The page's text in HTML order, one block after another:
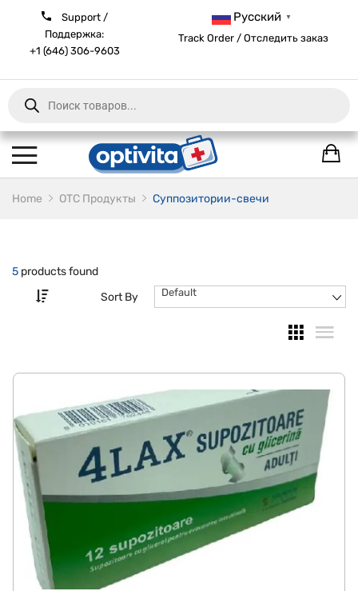
Support /
Поддержка:
+1 (646) 306-9603
Русский ▼
Track Order / Отследить заказ
Products
search
Home ОТС Продукты Cуппозитории-свечи
5 products found
Sort By
Default